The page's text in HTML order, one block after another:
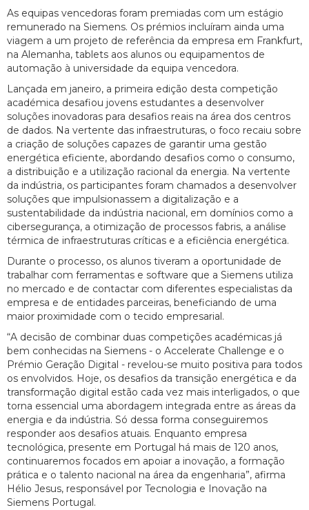
As equipas vencedoras foram premiadas com um estágio
remunerado na Siemens. Os prémios incluíram ainda uma
viagem a um projeto de referência da empresa em Frankfurt,
na Alemanha, tablets aos alunos ou equipamentos de
automação à universidade da equipa vencedora.
Lançada em janeiro, a primeira edição desta competição
académica desafiou jovens estudantes a desenvolver
soluções inovadoras para desafios reais na área dos centros
de dados. Na vertente das infraestruturas, o foco recaiu sobre
a criação de soluções capazes de garantir uma gestão
energética eficiente, abordando desafios como o consumo,
a distribuição e a utilização racional da energia. Na vertente
da indústria, os participantes foram chamados a desenvolver
soluções que impulsionassem a digitalização e a
sustentabilidade da indústria nacional, em domínios como a
cibersegurança, a otimização de processos fabris, a análise
térmica de infraestruturas críticas e a eficiência energética.
Durante o processo, os alunos tiveram a oportunidade de
trabalhar com ferramentas e software que a Siemens utiliza
no mercado e de contactar com diferentes especialistas da
empresa e de entidades parceiras, beneficiando de uma
maior proximidade com o tecido empresarial.
“A decisão de combinar duas competições académicas já
bem conhecidas na Siemens - o Accelerate Challenge e o
Prémio Geração Digital - revelou-se muito positiva para todos
os envolvidos. Hoje, os desafios da transição energética e da
transformação digital estão cada vez mais interligados, o que
torna essencial uma abordagem integrada entre as áreas da
energia e da indústria. Só dessa forma conseguiremos
responder aos desafios atuais. Enquanto empresa
tecnológica, presente em Portugal há mais de 120 anos,
continuaremos focados em apoiar a inovação, a formação
prática e o talento nacional na área da engenharia”, afirma
Hélio Jesus, responsável por Tecnologia e Inovação na
Siemens Portugal.